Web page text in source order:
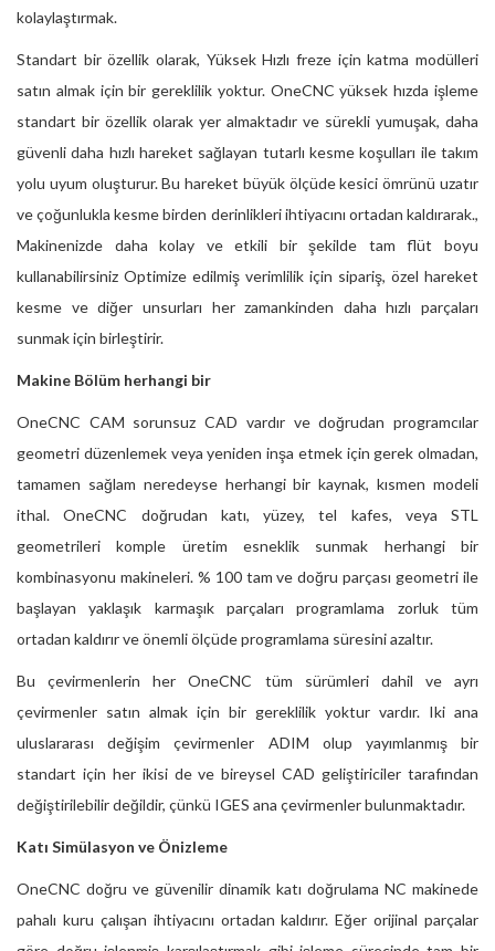
kolaylaştırmak.
Standart bir özellik olarak, Yüksek Hızlı freze için katma modülleri
satın almak için bir gereklilik yoktur. OneCNC yüksek hızda işleme
standart bir özellik olarak yer almaktadır ve sürekli yumuşak, daha
güvenli daha hızlı hareket sağlayan tutarlı kesme koşulları ile takım
yolu uyum oluşturur. Bu hareket büyük ölçüde kesici ömrünü uzatır
ve çoğunlukla kesme birden derinlikleri ihtiyacını ortadan kaldırarak.,
Makinenizde daha kolay ve etkili bir şekilde tam flüt boyu
kullanabilirsiniz Optimize edilmiş verimlilik için sipariş, özel hareket
kesme ve diğer unsurları her zamankinden daha hızlı parçaları
sunmak için birleştirir.
Makine Bölüm herhangi bir
OneCNC CAM sorunsuz CAD vardır ve doğrudan programcılar
geometri düzenlemek veya yeniden inşa etmek için gerek olmadan,
tamamen sağlam neredeyse herhangi bir kaynak, kısmen modeli
ithal. OneCNC doğrudan katı, yüzey, tel kafes, veya STL
geometrileri komple üretim esneklik sunmak herhangi bir
kombinasyonu makineleri. % 100 tam ve doğru parçası geometri ile
başlayan yaklaşık karmaşık parçaları programlama zorluk tüm
ortadan kaldırır ve önemli ölçüde programlama süresini azaltır.
Bu çevirmenlerin her OneCNC tüm sürümleri dahil ve ayrı
çevirmenler satın almak için bir gereklilik yoktur vardır. Iki ana
uluslararası değişim çevirmenler ADIM olup yayımlanmış bir
standart için her ikisi de ve bireysel CAD geliştiriciler tarafından
değiştirilebilir değildir, çünkü IGES ana çevirmenler bulunmaktadır.
Katı Simülasyon ve Önizleme
OneCNC doğru ve güvenilir dinamik katı doğrulama NC makinede
pahalı kuru çalışan ihtiyacını ortadan kaldırır. Eğer orijinal parçalar